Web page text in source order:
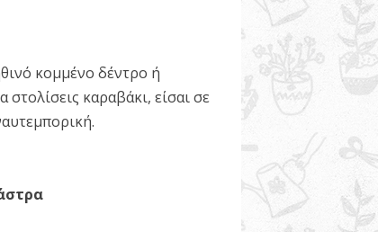
κομμένο δέντρο ή
καραβάκι, είσαι σε